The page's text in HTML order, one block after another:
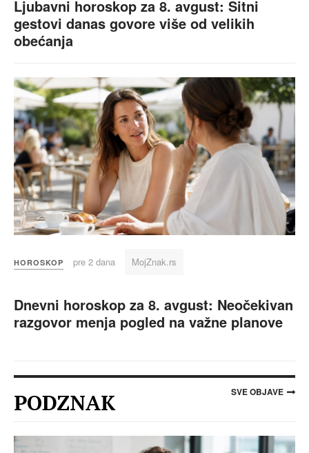
Ljubavni horoskop za 8. avgust: Sitni
gestovi danas govore više od velikih
obećanja
HOROSKOP pre 2 dana MojZnak.rs
Dnevni horoskop za 8. avgust: Neočekivan
razgovor menja pogled na važne planove
PODZNAK SVE OBJAVE